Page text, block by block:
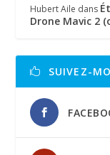
Hubert Aile dans
Drone Mavic 2
SUIVEZ-